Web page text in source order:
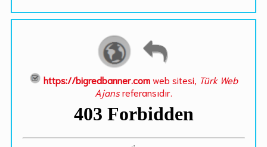
https://bigredbanner.comweb sitesi, Türk Web
Ajansreferansıdır.